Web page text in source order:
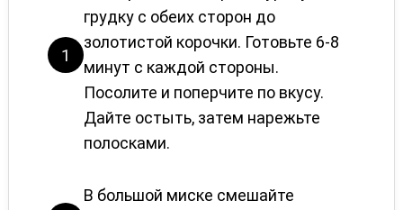
1
грудку с обеих сторон до
золотистой корочки. Готовьте 6-8
минут с каждой стороны.
Посолите и поперчите по вкусу.
Дайте остыть, затем нарежьте
полосками.
В большой миске смешайте